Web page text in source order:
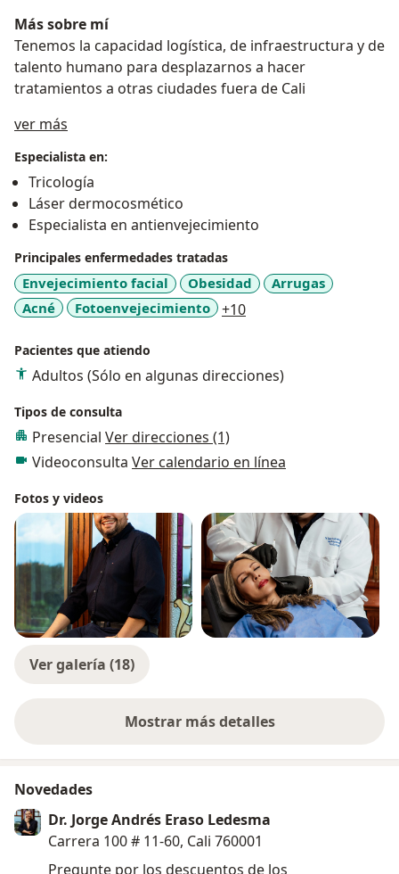
Más sobre mí
Tenemos la capacidad logística, de infraestructura y de
talento humano para desplazarnos a hacer
tratamientos a otras ciudades fuera de Cali
ver más
Especialista en:
Tricología
Láser dermocosmético
Especialista en antienvejecimiento
Principales enfermedades tratadas
Envejecimiento facial Obesidad
Arrugas
Acné
Fotoenvejecimiento +10
Pacientes que atiendo
Adultos (Sólo en algunas direcciones)
Tipos de consulta
Presencial Ver direcciones (1)
Videoconsulta Ver calendario en línea
Fotos y videos
Ver galería (18)
Mostrar más detalles
sobre la experiencia
Novedades
Dr. Jorge Andrés Eraso Ledesma
Carrera 100 # 11-60, Cali 760001
Pregunte por los descuentos de los